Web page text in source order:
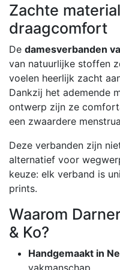
Zachte
draagcomfort
De damesverbanden
van natuurlijke stoffen
voelen heerlijk zacht
Dankzij het ademende
ontwerp zijn ze
een zwaardere
Deze verbanden zijn
alternatief voor
keuze: elk verband is
prints.
Waarom
& Ko?
Handgemaakt in
vakmanschap